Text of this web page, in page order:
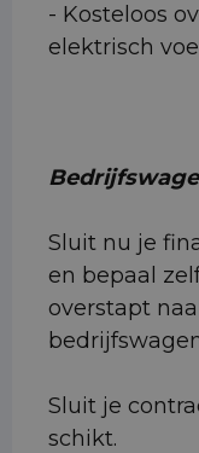
- Kosteloos
elektrisch
Sluit nu je
en bepaal
overstapt
Sluit je
schikt.